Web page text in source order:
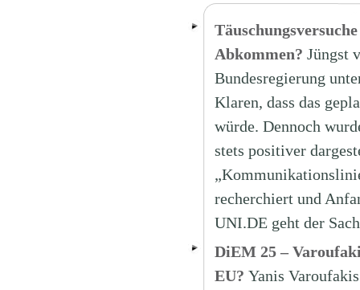
Abkommen? Jüngst
Bundesregierung
Klaren, dass das
würde. Dennoch
stets positiver
recherchiert und
UNI.DE geht der
DiEM 25 –
EU? Yanis